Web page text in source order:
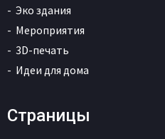
Эко здания
Мероприятия
3D-печать
Идеи для дома
Страницы